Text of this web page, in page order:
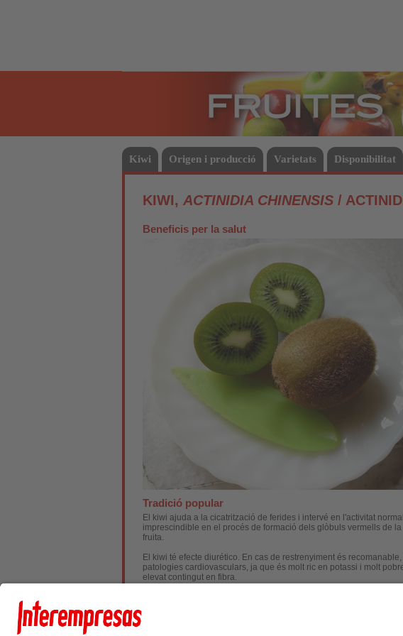
Kiwi Origen i producció Varietats Disponibilitat
KIWI, ACTINIDIA CHINENSIS /
Beneficis per la salut
Tradició popular
El kiwi ajuda a la cicatrització de ferides i intervé en l'activitat
imprescindible en el procés de formació dels glòbuls vermells de
fruita.
El kiwi té efecte diurético. En cas de restrenyiment és
patologies cardiovasculars, ja que és molt ric en potassi i molt
elevat contingut en fibra.